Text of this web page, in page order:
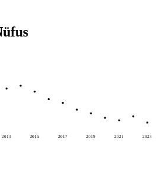
2013 2015 2017 2019 2021 2023